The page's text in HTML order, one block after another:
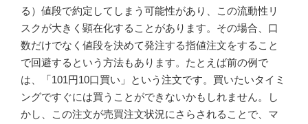
る）値段で約定してしまう可能性があり、この流動性リ
スクが大きく顕在化することがあります。その場合、口
数だけでなく値段を決めて発注する指値注文をすること
で回避するという方法もあります。たとえば前の例で
は、「101円10口買い」という注文です。買いたいタイミ
ングですぐには買うことができないかもしれません。し
かし、この注文が売買注文状況にさらされることで、マ